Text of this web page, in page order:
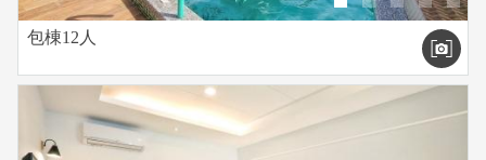
包棟12人